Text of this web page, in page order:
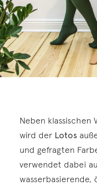
Neben klassischen
wird der Lotos
und gefragten
verwendet dabei
wasserbasierende,